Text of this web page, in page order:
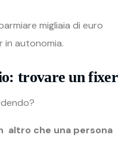
migliaia di euro
in autonomia.
trovare un fixer
altro che una persona